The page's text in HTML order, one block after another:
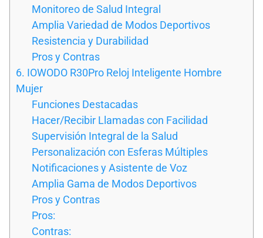
Monitoreo de Salud Integral
Amplia Variedad de Modos Deportivos
Resistencia y Durabilidad
Pros y Contras
6. IOWODO R30Pro Reloj Inteligente Hombre
Mujer
Funciones Destacadas
Hacer/Recibir Llamadas con Facilidad
Supervisión Integral de la Salud
Personalización con Esferas Múltiples
Notificaciones y Asistente de Voz
Amplia Gama de Modos Deportivos
Pros y Contras
Pros:
Contras: